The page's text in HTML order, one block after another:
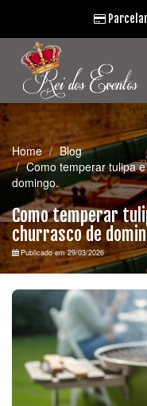
Home
Blog
Como temperar tulipa
domingo.
Como temperar
churrasco de
Publicado em 29/03/2026